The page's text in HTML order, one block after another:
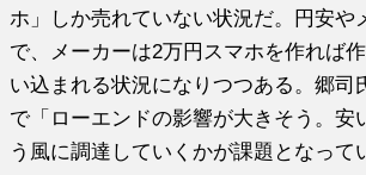
ホ」しか売れていない状況だ。円安や
で、メーカーは2万円スマホを作れば
い込まれる状況になりつつある。郷司
で「ローエンドの影響が大きそう。安
う風に調達していくかが課題となって